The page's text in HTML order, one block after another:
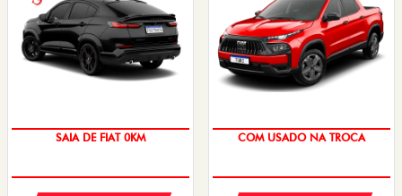
PREÇO IMPERDÍVEL OPORTUNIDADE